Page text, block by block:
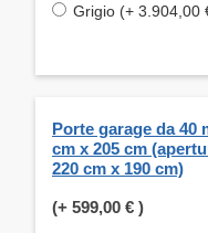
Grigio (+ 3.904,00
Porte garage da 40
cm x 205 cm
220 cm x 190 cm)
(+ 599,00 € )